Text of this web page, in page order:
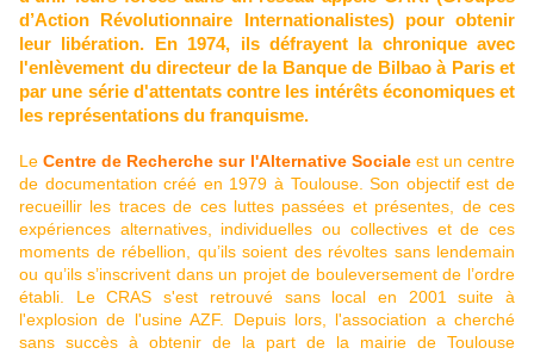
d’Action Révolutionnaire Internationalistes) pour obtenir
leur libération. En 1974, ils défrayent la chronique avec
l'enlèvement du directeur de la Banque de Bilbao à Paris et
par une série d'attentats contre les intérêts économiques et
les représentations du franquisme.
LeCentre de Recherche sur l'Alternative Socialeest un centre
de documentation créé en 1979 à Toulouse. Son objectif est de
recueillir les traces de ces luttes passées et présentes, de ces
expériences alternatives, individuelles ou collectives et de ces
moments de rébellion, qu’ils soient des révoltes sans lendemain
ou qu’ils s’inscrivent dans un projet de bouleversement de l’ordre
établi. Le CRAS s'est retrouvé sans local en 2001 suite à
l'explosion de l'usine AZF. Depuis lors, l'association a cherché
sans succès à obtenir de la part de la mairie de Toulouse